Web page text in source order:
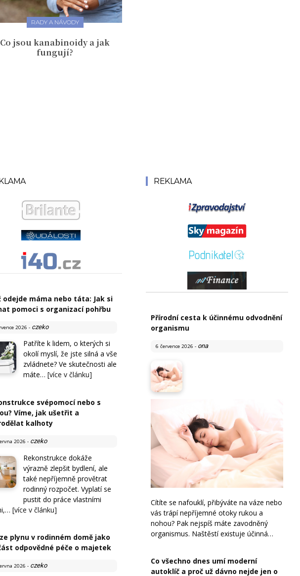
RADY A NÁVODY
Co jsou kanabinoidy a jak
fungují?
odejde máma nebo táta: Jak si
pomoci s organizací pohřbu
2026 - czeko
Patříte k lidem, o kterých si
okolí myslí, že jste silná a vše
zvládnete? Ve skutečnosti ale
máte… [více v článku]
svépomocí nebo s
Víme, jak ušetřit a
kalhoty
2026 - czeko
Rekonstrukce dokáže
výrazně zlepšit bydlení, ale
také nepříjemně provětrat
rodinný rozpočet. Vyplatí se
pustit do práce vlastními
[více v článku]
plynu v rodinném domě jako
odpovědné péče o majetek
2026 - czeko
REKLAMA
Přírodní cesta k účinnému odvodnění
organismu
6 července 2026 - ona
Cítíte se nafouklí, přibýváte na váze nebo
vás trápí nepříjemné otoky rukou a
nohou? Pak nejspíš máte zavodněný
organismus. Naštěstí existuje účinná…
Co všechno dnes umí moderní
autoklíč a proč už dávno nejde jen o